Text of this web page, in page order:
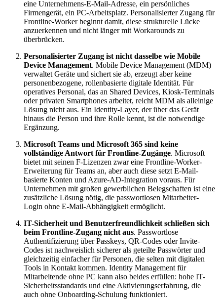
eine Unternehmens-E-Mail-Adresse, ein persönliches
Firmengerät, ein PC-Arbeitsplatz. Personalisierter Zugang für
Frontline-Worker beginnt damit, diese strukturelle Lücke
anzuerkennen und nicht länger mit Workarounds zu
überbrücken.
Personalisierter Zugang ist nicht dasselbe wie Mobile
Device Management. Mobile Device Management (MDM)
verwaltet Geräte und sichert sie ab, erzeugt aber keine
personenbezogene, rollenbasierte digitale Identität. Für
operatives Personal, das an Shared Devices, Kiosk-Terminals
oder privaten Smartphones arbeitet, reicht MDM als alleinige
Lösung nicht aus. Ein Identity-Layer, der über das Gerät
hinaus die Person und ihre Rolle kennt, ist die notwendige
Ergänzung.
Microsoft Teams und Microsoft 365 sind keine
vollständige Antwort für Frontline-Zugänge. Microsoft
bietet mit seinen F-Lizenzen zwar eine Frontline-Worker-
Erweiterung für Teams an, aber auch diese setzt E-Mail-
basierte Konten und Azure-AD-Integration voraus. Für
Unternehmen mit großen gewerblichen Belegschaften ist eine
zusätzliche Lösung nötig, die passwortlosen Mitarbeiter-
Login ohne E-Mail-Abhängigkeit ermöglicht.
IT-Sicherheit und Benutzerfreundlichkeit schließen sich
beim Frontline-Zugang nicht aus. Passwortlose
Authentifizierung über Passkeys, QR-Codes oder Invite-
Codes ist nachweislich sicherer als geteilte Passwörter und
gleichzeitig einfacher für Personen, die selten mit digitalen
Tools in Kontakt kommen. Identity Management für
Mitarbeitende ohne PC kann also beides erfüllen: hohe IT-
Sicherheitsstandards und eine Aktivierungserfahrung, die
auch ohne Onboarding-Schulung funktioniert.